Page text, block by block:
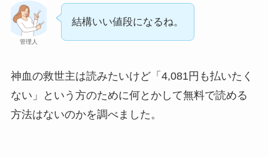
管理人
結構いい値段になるね。
神血の救世主は読みたいけど「4,081円も払いたく
ない」という方のために何とかして無料で読める
方法はないのかを調べました。